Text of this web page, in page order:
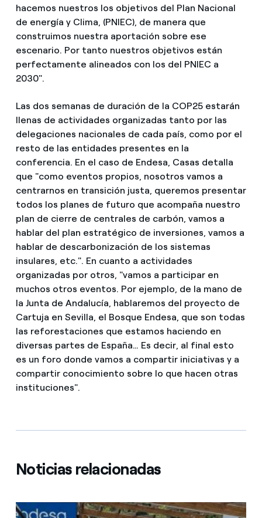
hacemos nuestros los objetivos del Plan Nacional
de energía y Clima, (PNIEC), de manera que
construimos nuestra aportación sobre ese
escenario. Por tanto nuestros objetivos están
perfectamente alineados con los del PNIEC a
2030".
Las dos semanas de duración de la COP25 estarán
llenas de actividades organizadas tanto por las
delegaciones nacionales de cada país, como por el
resto de las entidades presentes en la
conferencia. En el caso de Endesa, Casas detalla
que "como eventos propios, nosotros vamos a
centrarnos en transición justa, queremos presentar
todos los planes de futuro que acompaña nuestro
plan de cierre de centrales de carbón, vamos a
hablar del plan estratégico de inversiones, vamos a
hablar de descarbonización de los sistemas
insulares, etc.". En cuanto a actividades
organizadas por otros, "vamos a participar en
muchos otros eventos. Por ejemplo, de la mano de
la Junta de Andalucía, hablaremos del proyecto de
Cartuja en Sevilla, el Bosque Endesa, que son todas
las reforestaciones que estamos haciendo en
diversas partes de España… Es decir, al final esto
es un foro donde vamos a compartir iniciativas y a
compartir conocimiento sobre lo que hacen otras
instituciones".
Noticias relacionadas